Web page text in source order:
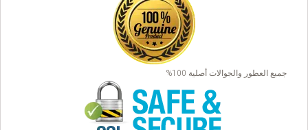
جميع العطور والجوالات أصلية 100%